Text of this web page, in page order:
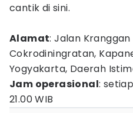
cantik di sini.
Alamat: Jalan
Cokrodiningratan,
Yogyakarta, Daerah
Jam operasional:
21.00 WIB